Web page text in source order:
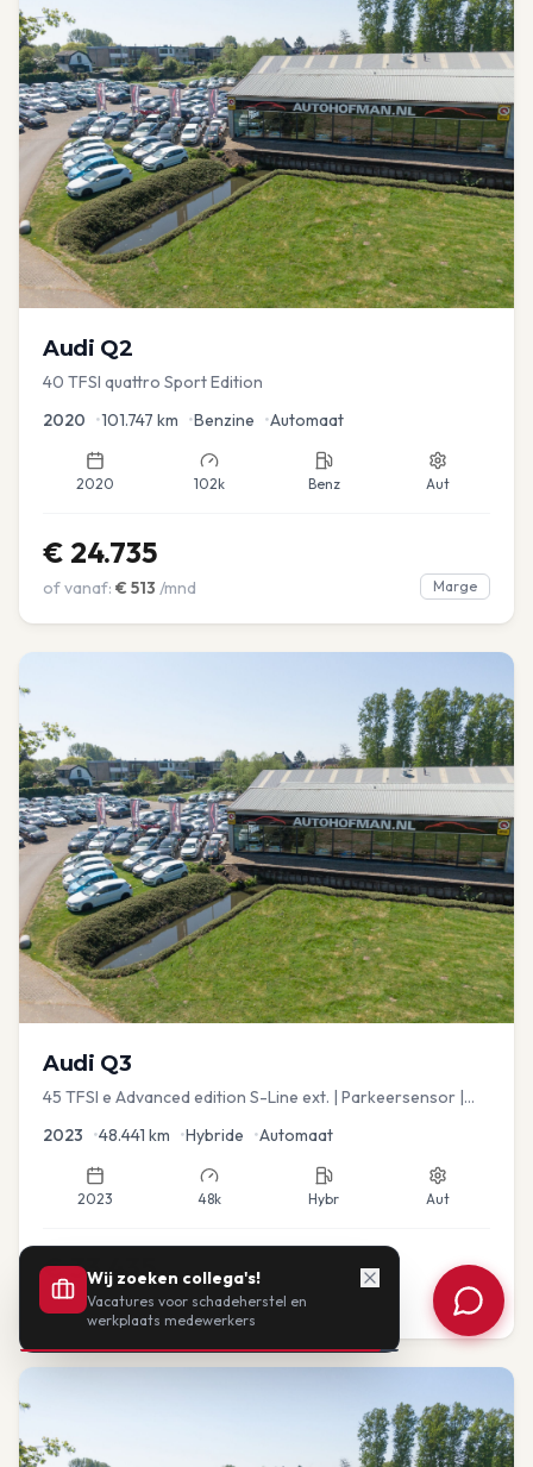
Audi Q2
40 TFSI quattro Sport Edition
2020 •101.747 km •Benzine •Automaat
2020 102k Benz Aut
€ 24.735
of vanaf: € 513 /mnd Marge
Audi Q3
45 TFSI e Advanced edition S-Line ext. | Parkeersensor |
2023 •48.441 km •Hybride •Automaat
2023 48k Hybr Aut
€33.435
of vanaf: €693/mnd BTW
Wij zoeken collega's!
Vacatures voor schadeherstel en
werkplaats medewerkers